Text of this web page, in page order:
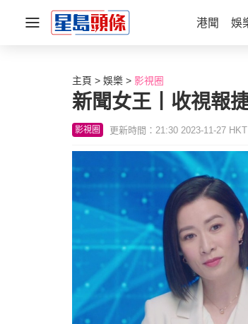
港聞 娛
主頁 娛樂 影視圈
新聞女王丨收視報
影視圈 更新時間：21:30 2023-11-27 HKT